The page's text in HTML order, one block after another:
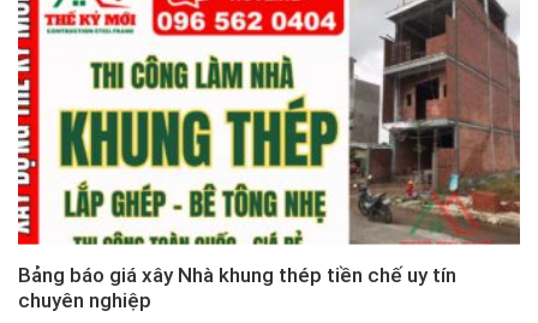
Bảng báo giá xây Nhà khung thép tiền chế uy tín
chuyên nghiệp